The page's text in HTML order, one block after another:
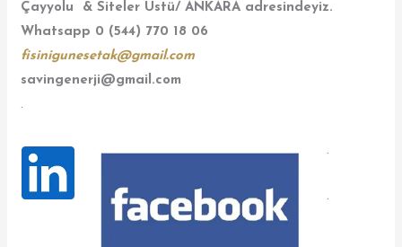
Çayyolu & Siteler Üstü/ ANKARA adresindeyiz.
Whatsapp 0 (544) 770 18 06
fisinigunesetak@gmail.com
savingenerji@gmail.com
.
.
.